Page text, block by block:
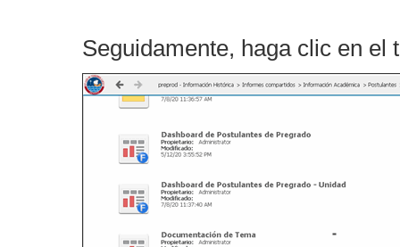
Seguidamente, haga clic en el